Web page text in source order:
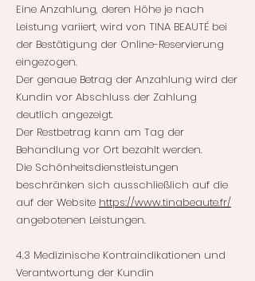
Eine Anzahlung, deren Höhe je nach
Leistung variiert, wird von TINA BEAUTÉ bei
der Bestätigung der Online-Reservierung
eingezogen.
Der genaue Betrag der Anzahlung wird der
Kundin vor Abschluss der Zahlung
deutlich angezeigt.
Der Restbetrag kann am Tag der
Behandlung vor Ort bezahlt werden.
Die Schönheitsdienstleistungen
beschränken sich ausschließlich auf die
auf der Website https://www.tinabeaute.fr/
angebotenen Leistungen.
4.3 Medizinische Kontraindikationen und
Verantwortung der Kundin